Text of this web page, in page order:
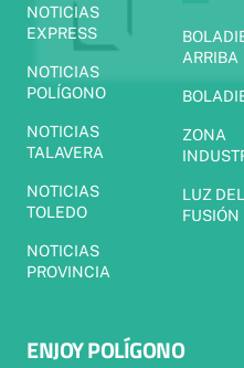
NOTICIAS
EXPRESS
NOTICIAS
POLÍGONO
NOTICIAS
TALAVERA
NOTICIAS
TOLEDO
NOTICIAS
PROVINCIA
ARRIBA
ZONA
LUZ
FUSIÓN
ENJOY POLÍGONO